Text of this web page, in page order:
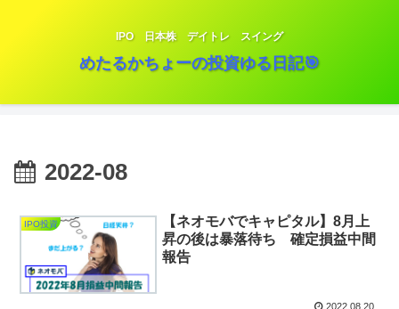
IPO 日本株 デイトレ スイング
めたるかちょーの投資ゆる日記🎯
2022-08
IPO投資
【ネオモバでキャピタル】8月上
昇の後は暴落待ち 確定損益中間
報告
2022.08.20